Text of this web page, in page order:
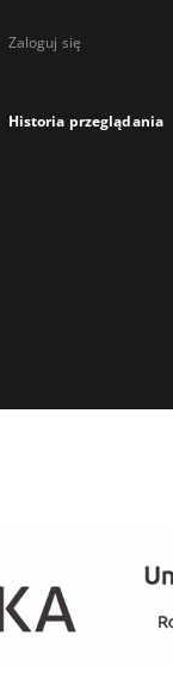
Zaloguj się
Historia przeglądania